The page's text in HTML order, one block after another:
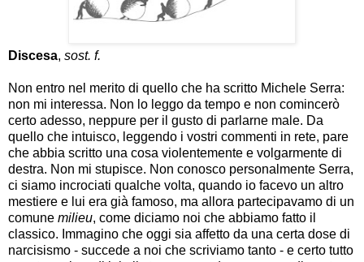
Discesa, sost. f.
Non entro nel merito di quello che ha scritto Michele Serra:
non mi interessa. Non lo leggo da tempo e non comincerò
certo adesso, neppure per il gusto di parlarne male. Da
quello che intuisco, leggendo i vostri commenti in rete, pare
che abbia scritto una cosa violentemente e volgarmente di
destra. Non mi stupisce. Non conosco personalmente Serra,
ci siamo incrociati qualche volta, quando io facevo un altro
mestiere e lui era già famoso, ma allora partecipavamo di un
comune milieu, come diciamo noi che abbiamo fatto il
classico. Immagino che oggi sia affetto da una certa dose di
narcisismo - succede a noi che scriviamo tanto - e certo tutto